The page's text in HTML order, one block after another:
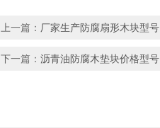
上一篇： 厂家生产防腐扇形木块型号
下一篇： 沥青油防腐木垫块价格型号